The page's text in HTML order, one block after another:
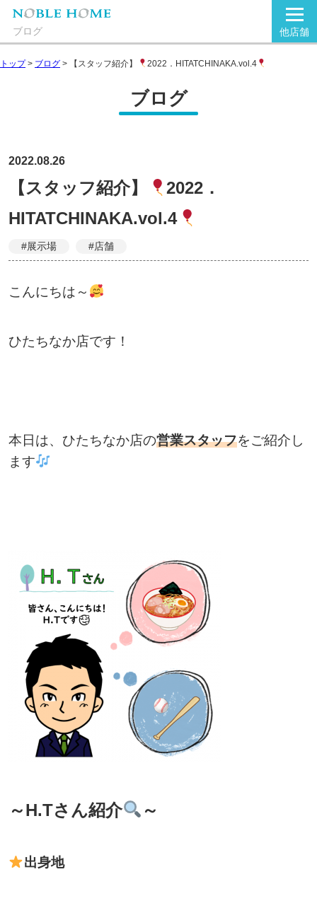
ブログ 他店舗
トップ> ブログ > 【スタッフ紹介】 2022．HITATCHINAKA.vol.4
ブログ
2022.08.26
【スタッフ紹介】
2022．
HITATCHINAKA.vol.4
#展示場 #店舗
こんにちは～
ひたちなか店です！
本日は、ひたちなか店の営業スタッフをご紹介し
ます
～H.Tさん紹介 ～
出身地